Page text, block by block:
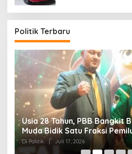
Politik Terbaru
Usia 28 Tahun, PBB Bangkit
Muda Bidik Satu Fraksi
Di Politik | Juli 17, 2026